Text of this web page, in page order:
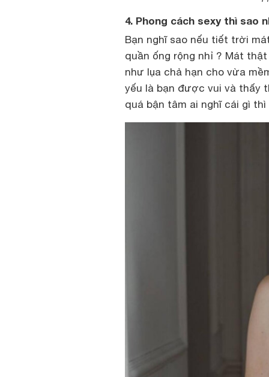
4. Phong cách sexy thì sao
Bạn nghĩ sao nếu tiết trời
quần ống rộng nhỉ ? Mát
như lụa chả hạn cho vừa
yếu là bạn được vui và thấy
quá bận tâm ai nghĩ cái gì thì